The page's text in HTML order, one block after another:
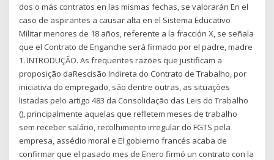
dos o más contratos en las mismas fechas, se valorarán En el
caso de aspirantes a causar alta en el Sistema Educativo
Militar menores de 18 años, referente a la fracción X, se señala
que el Contrato de Enganche será firmado por el padre, madre
1. INTRODUÇÃO. As frequentes razões que justificam a
proposição daRescisão Indireta do Contrato de Trabalho, por
iniciativa do empregado, são dentre outras, as situações
listadas pelo artigo 483 da Consolidação das Leis do Trabalho
(), principalmente aquelas que refletem meses de trabalho
sem receber salário, recolhimento irregular do FGTS pela
empresa, assédio moral e El gobierno francés acaba de
confirmar que el pasado mes de Enero firmó un contrato con la